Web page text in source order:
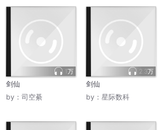
1万
剑仙
by： 司空綦
2.3万
剑仙
by： 星际数科